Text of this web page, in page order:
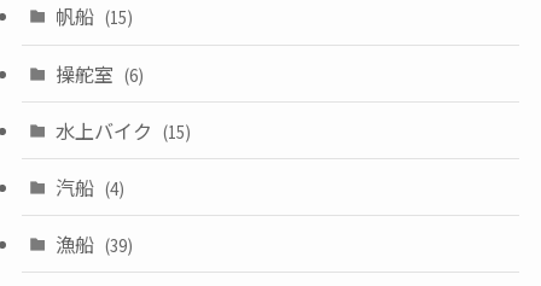
帆船 (15)
操舵室 (6)
水上バイク (15)
汽船 (4)
漁船 (39)